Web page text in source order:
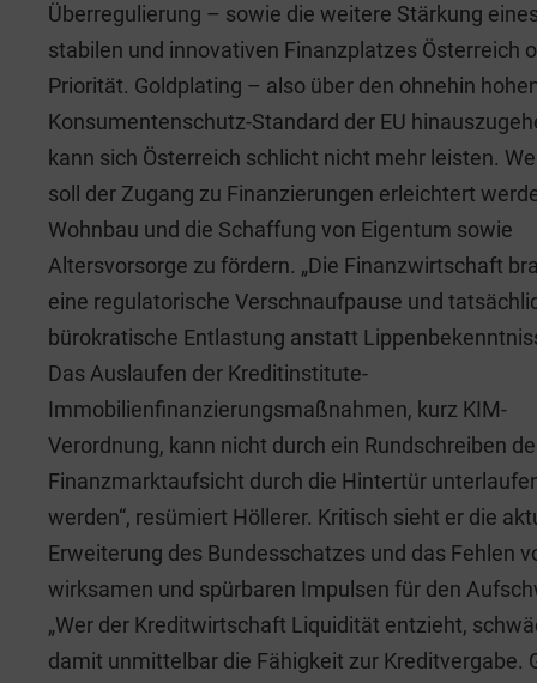
Überregulierung – sowie die weitere Stärkung
stabilen und innovativen Finanzplatzes Österreich
Priorität. Goldplating – also über den ohnehin
Konsumentenschutz-Standard der EU
kann sich Österreich schlicht nicht mehr leisten.
soll der Zugang zu Finanzierungen erleichtert
Wohnbau und die Schaffung von Eigentum sowie
Altersvorsorge zu fördern. „Die Finanzwirtschaft
eine regulatorische Verschnaufpause und
bürokratische Entlastung anstatt
Das Auslaufen der Kreditinstitute-
Immobilienfinanzierungsmaßnahmen, kurz KIM-
Verordnung, kann nicht durch ein Rundschreiben
Finanzmarktaufsicht durch die Hintertür
werden“, resümiert Höllerer. Kritisch sieht er die
Erweiterung des Bundesschatzes und das Fehlen
wirksamen und spürbaren Impulsen für den
„Wer der Kreditwirtschaft Liquidität entzieht,
damit unmittelbar die Fähigkeit zur Kreditvergabe.